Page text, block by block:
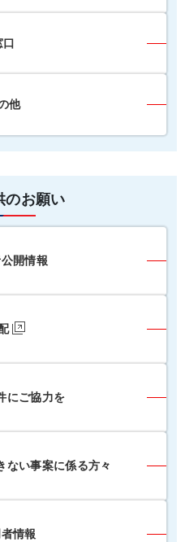
口
他
のお願い
開情報
にご協力を
ない事案に係る方々
情報